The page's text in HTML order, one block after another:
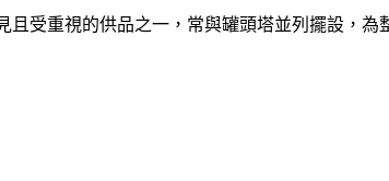
受重視的供品之一，常與罐頭塔並列擺設，為